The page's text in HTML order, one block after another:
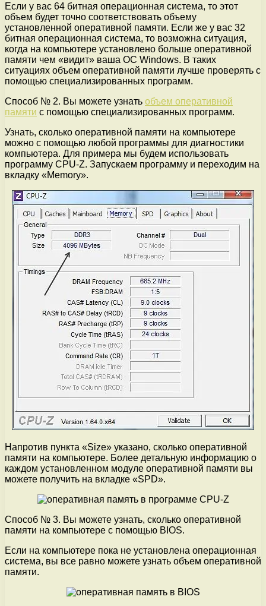
Если у вас 64 битная операционная система, то этот
объем будет точно соответствовать объему
установленной оперативной памяти. Если же у вас 32
битная операционная система, то возможна ситуация,
когда на компьютере установлено больше оперативной
памяти чем «видит» ваша ОС Windows. В таких
ситуациях объем оперативной памяти лучше проверять с
помощью специализированных программ.
Способ № 2. Вы можете узнать объем оперативной
памяти с помощью специализированных программ.
Узнать, сколько оперативной памяти на компьютере
можно с помощью любой программы для диагностики
компьютера. Для примера мы будем использовать
программу CPU-Z. Запускаем программу и переходим на
вкладку «Memory».
Напротив пункта «Size» указано, сколько оперативной
памяти на компьютере. Более детальную информацию о
каждом установленном модуле оперативной памяти вы
можете получить на вкладке «SPD».
Способ № 3. Вы можете узнать, сколько оперативной
памяти на компьютере с помощью BIOS.
Если на компьютере пока не установлена операционная
система, вы все равно можете узнать объем оперативной
памяти.